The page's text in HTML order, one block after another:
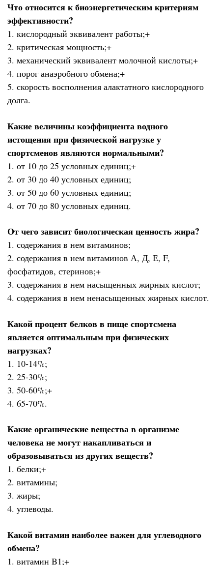
Что относится к биоэнергетическим критериям
эффективности?
1. кислородный эквивалент работы;+
2. критическая мощность;+
3. механический эквивалент молочной кислоты;+
4. порог анаэробного обмена;+
5. скорость восполнения алактатного кислородного
долга.
Какие величины коэффициента водного
истощения при физической нагрузке у
спортсменов являются нормальными?
1. от 10 до 25 условных единиц;+
2. от 30 до 40 условных единиц;
3. от 50 до 60 условных единиц;
4. от 70 до 80 условных единиц.
От чего зависит биологическая ценность жира?
1. содержания в нем витаминов;
2. содержания в нем витаминов А, Д, Е, F,
фосфатидов, стеринов;+
3. содержания в нем насыщенных жирных кислот;
4. содержания в нем ненасыщенных жирных кислот.
Какой процент белков в пище спортсмена
является оптимальным при физических
нагрузках?
1. 10-14%;
2. 25-30%;
3. 50-60%;+
4. 65-70%.
Какие органические вещества в организме
человека не могут накапливаться и
образовываться из других веществ?
1. белки;+
2. витамины;
3. жиры;
4. углеводы.
Какой витамин наиболее важен для углеводного
обмена?
1. витамин B1;+